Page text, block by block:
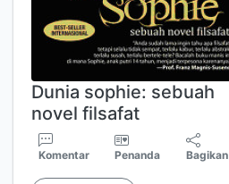
Dunia sophie: sebuah
novel filsafat
Komentar Penanda Bagikan